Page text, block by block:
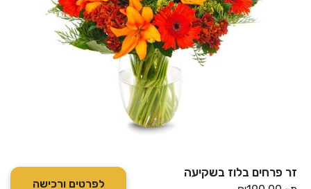
זר פרחים בלוז בשקיעה
לפרטים ורכישה